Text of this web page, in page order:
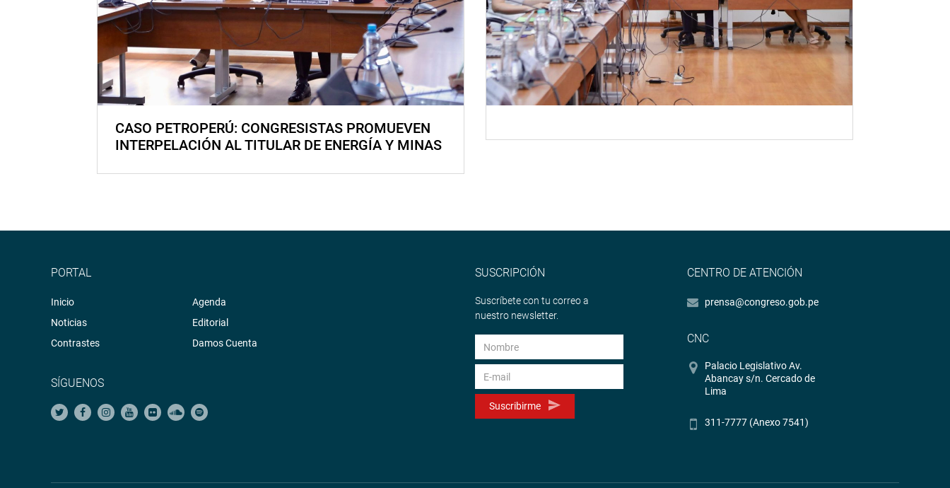
CASO PETROPERÚ: CONGRESISTAS PROMUEVEN
INTERPELACIÓN AL TITULAR DE ENERGÍA Y MINAS
PORTAL
Inicio
Noticias
Contrastes
Agenda
Editorial
Damos Cuenta
SÍGUENOS
SUSCRIPCIÓN
Suscríbete con tu correo a
nuestro newsletter.
Suscribirme
CENTRO DE ATENCIÓN
prensa@congreso.gob.pe
CNC
Palacio Legislativo Av.
Abancay s/n. Cercado de
Lima
311-7777 (Anexo 7541)